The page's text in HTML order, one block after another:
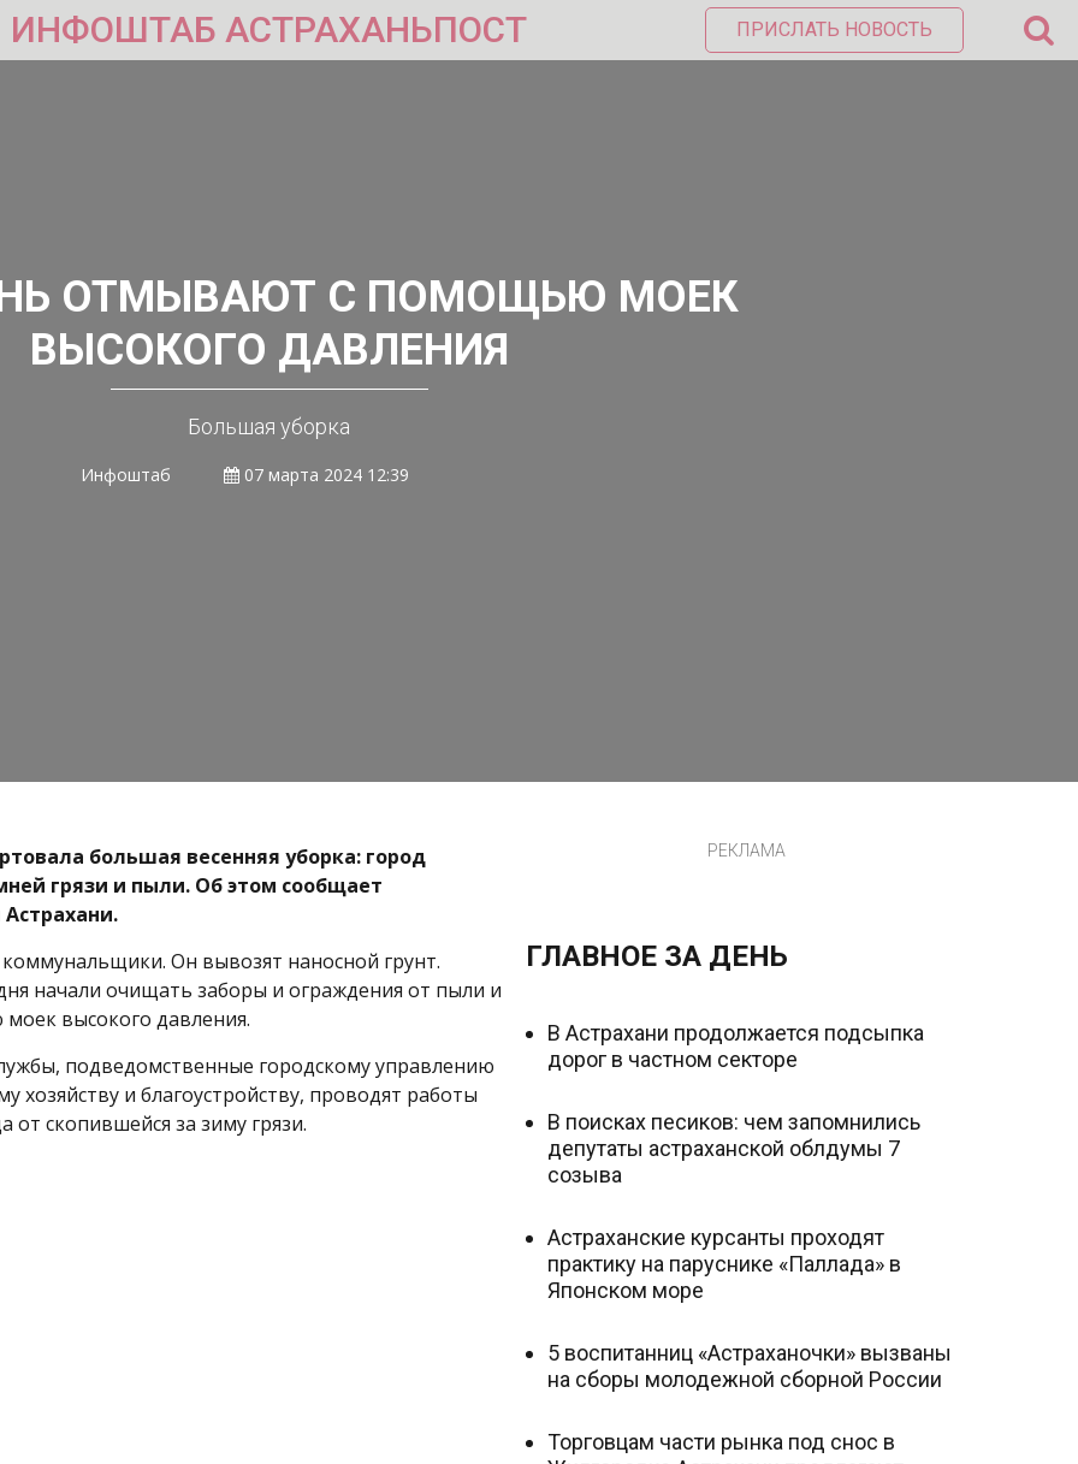
ИНФОШТАБ АСТРАХАНЬПОСТ ПРИСЛАТЬ НОВОСТЬ
ОТМЫВАЮТ С ПОМОЩЬЮ МОЕК
ВЫСОКОГО ДАВЛЕНИЯ
Большая уборка
Инфоштаб 07 марта 2024 12:39
большая весенняя уборка: город
грязи и пыли. Об этом сообщает
Он вывозят наносной грунт.
начали очищать заборы и ограждения от пыли и
высокого давления.
подведомственные городскому управлению
хозяйству и благоустройству, проводят работы
от скопившейся за зиму грязи.
РЕКЛАМА
ГЛАВНОЕ ЗА ДЕНЬ
В Астрахани продолжается подсыпка
дорог в частном секторе
В поисках песиков: чем запомнились
депутаты астраханской облдумы 7
созыва
Астраханские курсанты проходят
практику на паруснике «Паллада» в
Японском море
5 воспитанниц «Астраханочки» вызваны
на сборы молодежной сборной России
Торговцам части рынка под снос в